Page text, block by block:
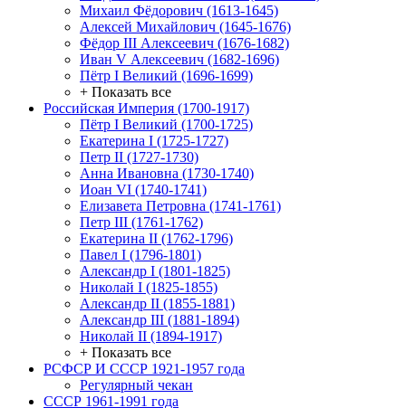
Михаил Фёдорович (1613-1645)
Алексей Михайлович (1645-1676)
Фёдор III Алексеевич (1676-1682)
Иван V Алексеевич (1682-1696)
Пётр I Великий (1696-1699)
+ Показать все
Российская Империя (1700-1917)
Пётр I Великий (1700-1725)
Екатерина I (1725-1727)
Петр II (1727-1730)
Анна Ивановна (1730-1740)
Иоан VI (1740-1741)
Елизавета Петровна (1741-1761)
Петр III (1761-1762)
Екатерина II (1762-1796)
Павел I (1796-1801)
Александр I (1801-1825)
Николай I (1825-1855)
Александр II (1855-1881)
Александр III (1881-1894)
Николай II (1894-1917)
+ Показать все
РСФСР И СССР 1921-1957 года
Регулярный чекан
СССР 1961-1991 года